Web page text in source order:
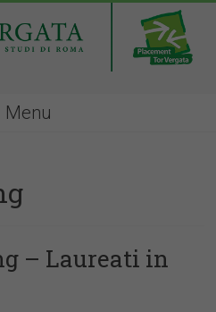
Menu
– Laureati in